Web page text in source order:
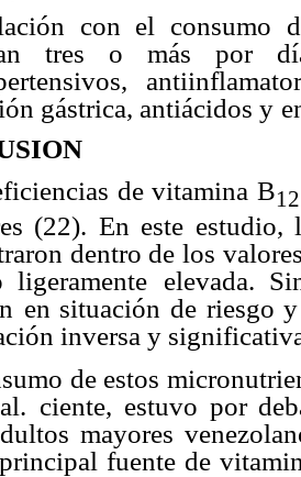
con el consumo
tres o más por
gástrica, antiácidos y
de vitamina B12
(22). En este estudio,
dentro de los
ligeramente elevada.
en situación de riesgo
inversa y
de estos
ciente, estuvo por
mayores
fuente de